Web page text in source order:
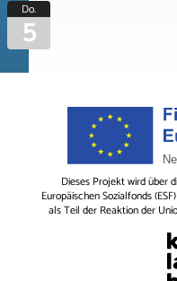
Do.
5
Dieses Projekt wird über
Europäischen Sozialfonds
als Teil der Reaktion der